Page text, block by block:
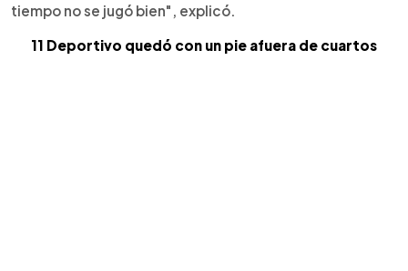
tiempo no se jugó bien", explicó.
11 Deportivo quedó con un pie afuera de cuartos